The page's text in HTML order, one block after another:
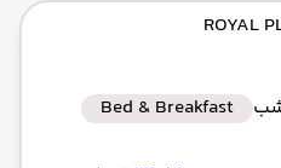
Bed & Breakfast